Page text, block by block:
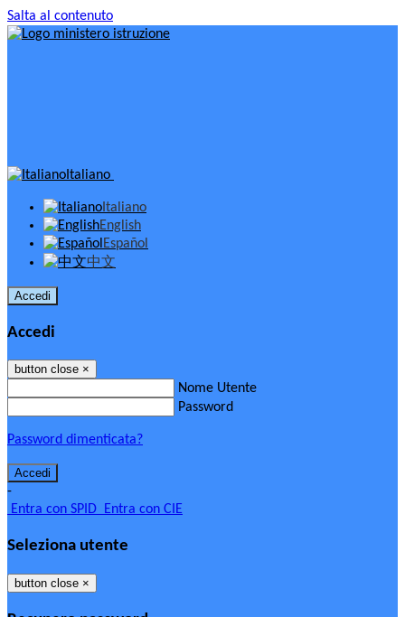
Salta al contenuto
Italiano
Italiano
English
Español
中文
Accedi
Accedi
button close ×
Nome Utente
Password
Password dimenticata?
-
Entra con SPID Entra con CIE
Seleziona utente
button close ×